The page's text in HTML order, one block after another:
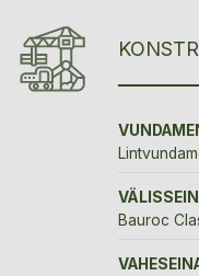
Bauroc